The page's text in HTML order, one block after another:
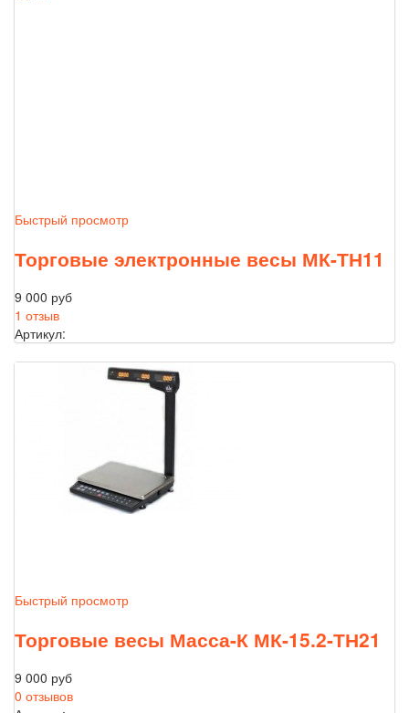
Быстрый просмотр
Торговые электронные весы МК-ТН11
9 000 руб
1 отзыв
Артикул:
Быстрый просмотр
Торговые весы Масса-К МК-15.2-ТН21
9 000 руб
0 отзывов